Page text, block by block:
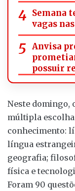
Semana
vagas
Anvisa
possuir
Neste domingo,
múltipla escolha
conhecimento:
língua
geografia;
física e
Foram 90